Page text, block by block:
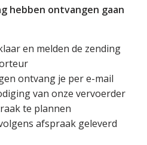
hebben ontvangen gaan
en melden de zending
ontvang je per e-mail
van onze vervoerder
te plannen
afspraak geleverd